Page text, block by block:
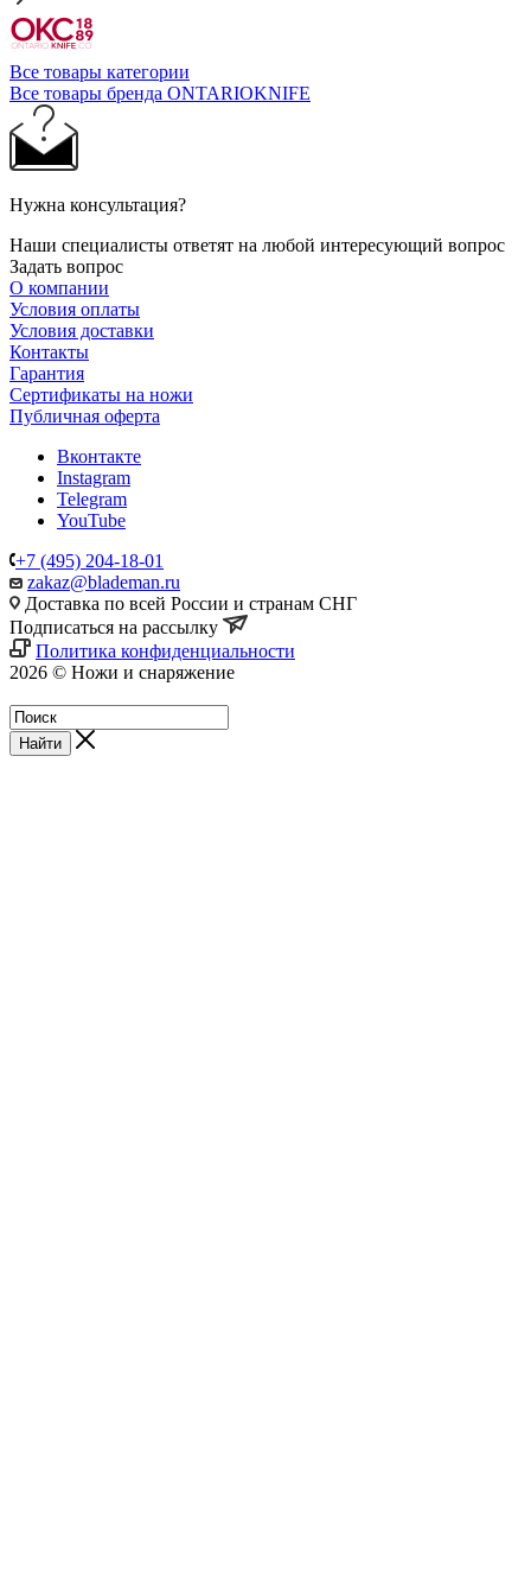
Все товары категории
Все товары бренда ONTARIOKNIFE
Нужна консультация?
Наши специалисты ответят на любой интересующий вопрос
Задать вопрос
О компании
Условия оплаты
Условия доставки
Контакты
Гарантия
Сертификаты на ножи
Публичная оферта
Вконтакте
Instagram
Telegram
YouTube
+7 (495) 204-18-01
zakaz@blademan.ru
Доставка по всей России и странам СНГ
Подписаться на рассылку
Политика конфиденциальности
2026 © Ножи и снаряжение
Найти